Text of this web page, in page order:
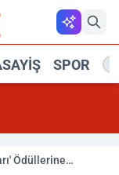
SPOR
Ödüllerine